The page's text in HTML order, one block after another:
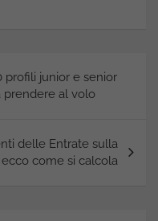
profili junior e senior
prendere al volo
delle Entrate sulla
come si calcola